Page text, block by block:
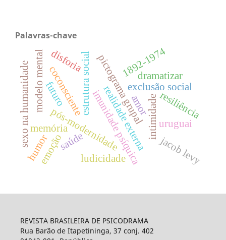
Palavras-chave
exclusão social
imunidade psíquica
pictograma grupaldramatizar
realidade externa
estrutura social amorintimidade
pós-modernidade
resiliência
saúde
coconsciente
uruguai
memória
emoção jacob levy
1892-1974
modelo mental
sexo na humanidade disforia
humor ludicidade
futuro
REVISTA BRASILEIRA DE PSICODRAMA
Rua Barão de Itapetininga, 37 conj. 402